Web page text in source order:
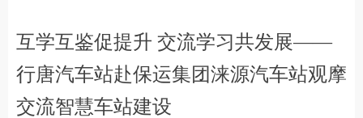
互学互鉴促提升 交流学习共发展——
行唐汽车站赴保运集团涞源汽车站观摩
交流智慧车站建设